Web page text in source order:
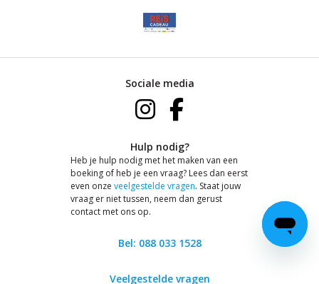
Sociale media
Hulp nodig?
Heb je hulp nodig met het maken van een
boeking of heb je een vraag? Lees dan eerst
even onze veelgestelde vragen. Staat jouw
vraag er niet tussen, neem dan gerust
contact met ons op.
Bel: 088 033 1528
Veelgestelde vragen